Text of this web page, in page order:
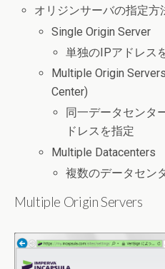
オリジンサーバの指定方
Single Origin Server
単独のIPアドレス
Multiple Origin
Center)
同一データセンタ
ドレスを指定
Multiple Datacenters
複数のデータセン
Multiple Origin Servers